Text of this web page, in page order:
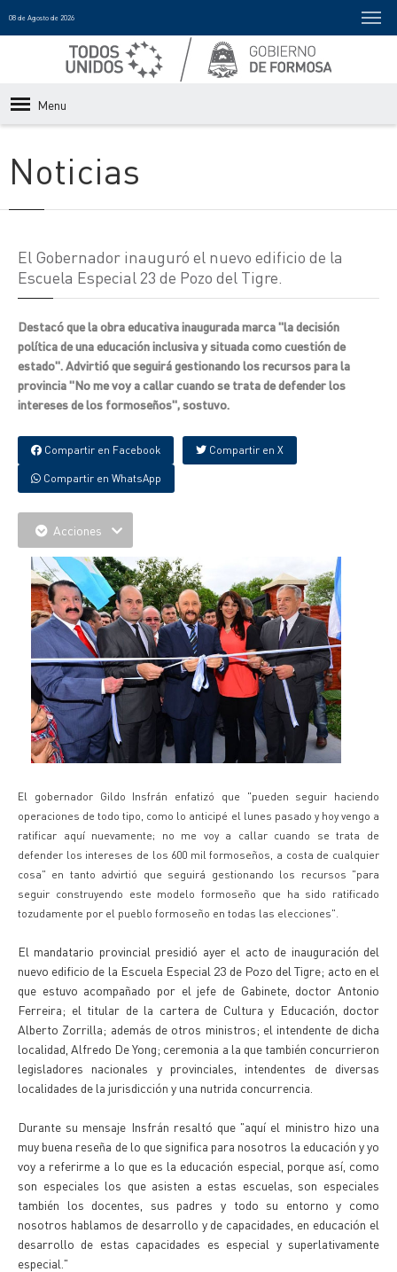
08 de Agosto de 2026
Menu
Noticias
El Gobernador inauguró el nuevo edificio de la
Escuela Especial 23 de Pozo del Tigre.
Destacó que la obra educativa inaugurada marca "la decisión
política de una educación inclusiva y situada como cuestión de
estado". Advirtió que seguirá gestionando los recursos para la
provincia "No me voy a callar cuando se trata de defender los
intereses de los formoseños", sostuvo.
Compartir en Facebook Compartir en X
Compartir en WhatsApp
Acciones
El gobernador Gildo Insfrán enfatizó que "pueden seguir haciendo
operaciones de todo tipo, como lo anticipé el lunes pasado y hoy vengo a
ratificar aquí nuevamente; no me voy a callar cuando se trata de
defender los intereses de los 600 mil formoseños, a costa de cualquier
cosa" en tanto advirtió que seguirá gestionando los recursos "para
seguir construyendo este modelo formoseño que ha sido ratificado
tozudamente por el pueblo formoseño en todas las elecciones".
El mandatario provincial presidió ayer el acto de inauguración del
nuevo edificio de la Escuela Especial 23 de Pozo del Tigre; acto en el
que estuvo acompañado por el jefe de Gabinete, doctor Antonio
Ferreira; el titular de la cartera de Cultura y Educación, doctor
Alberto Zorrilla; además de otros ministros; el intendente de dicha
localidad, Alfredo De Yong; ceremonia a la que también concurrieron
legisladores nacionales y provinciales, intendentes de diversas
localidades de la jurisdicción y una nutrida concurrencia.
Durante su mensaje Insfrán resaltó que "aquí el ministro hizo una
muy buena reseña de lo que significa para nosotros la educación y yo
voy a referirme a lo que es la educación especial, porque así, como
son especiales los que asisten a estas escuelas, son especiales
también los docentes, sus padres y todo su entorno y como
nosotros hablamos de desarrollo y de capacidades, en educación el
desarrollo de estas capacidades es especial y superlativamente
especial."